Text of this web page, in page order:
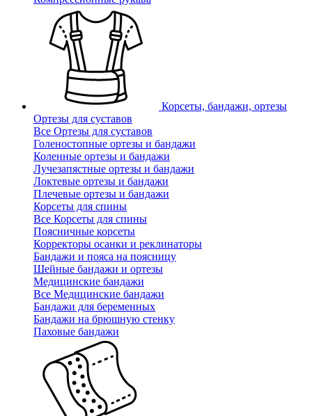
Корсеты, бандажи, ортезы
Ортезы для суставов
Все Ортезы для суставов
Голеностопные ортезы и бандажи
Коленные ортезы и бандажи
Лучезапястные ортезы и бандажи
Локтевые ортезы и бандажи
Плечевые ортезы и бандажи
Корсеты для спины
Все Корсеты для спины
Поясничные корсеты
Корректоры осанки и реклинаторы
Бандажи и пояса на поясницу
Шейные бандажи и ортезы
Медицинские бандажи
Все Медицинские бандажи
Бандажи для беременных
Бандажи на брюшную стенку
Паховые бандажи